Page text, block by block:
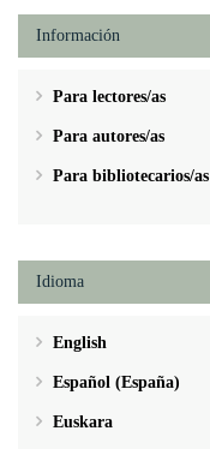
Información
Para lectores/as
Para autores/as
Para bibliotecarios/as
Idioma
English
Español (España)
Euskara